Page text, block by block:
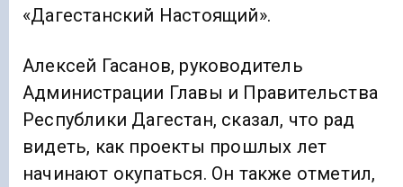
«Дагестанский Настоящий».
Алексей Гасанов, руководитель
Администрации Главы и Правительства
Республики Дагестан, сказал, что рад
видеть, как проекты прошлых лет
начинают окупаться. Он также отметил,